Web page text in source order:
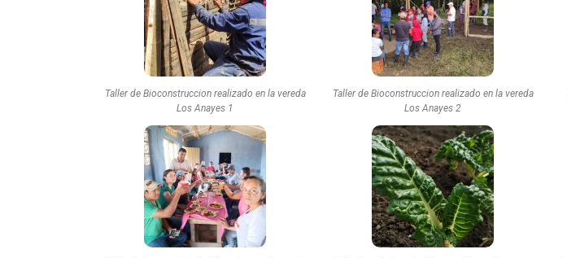
Taller de Bioconstruccion realizado en la vereda
Los Anayes 1
Taller de Bioconstruccion realizado en la vereda
Los Anayes 2